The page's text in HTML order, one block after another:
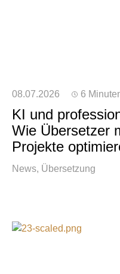
08.07.2026 6
KI und
Wie Übersetzer
Projekte
News Übersetzung